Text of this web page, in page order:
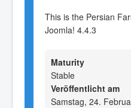
This is the Persian
Joomla! 4.4.3
Maturity
Stable
Veröffentlicht am
Samstag, 24.